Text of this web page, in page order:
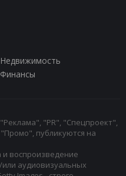
Недвижимость
Финансы
"PR", "Спецпроект",
публикуются на
воспроизведение
аудиовизуальных